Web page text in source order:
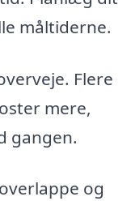
måltiderne.
Flere
mere,
gangen.
og